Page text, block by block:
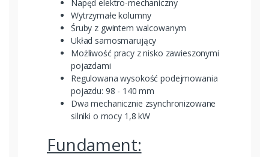
Napęd elektro-mechaniczny
Wytrzymałe kolumny
Śruby z gwintem walcowanym
Układ samosmarujący
Możliwość pracy z nisko zawieszonymi
pojazdami
Regulowana wysokość podejmowania
pojazdu: 98 - 140 mm
Dwa mechanicznie zsynchronizowane
silniki o mocy 1,8 kW
Fundament: